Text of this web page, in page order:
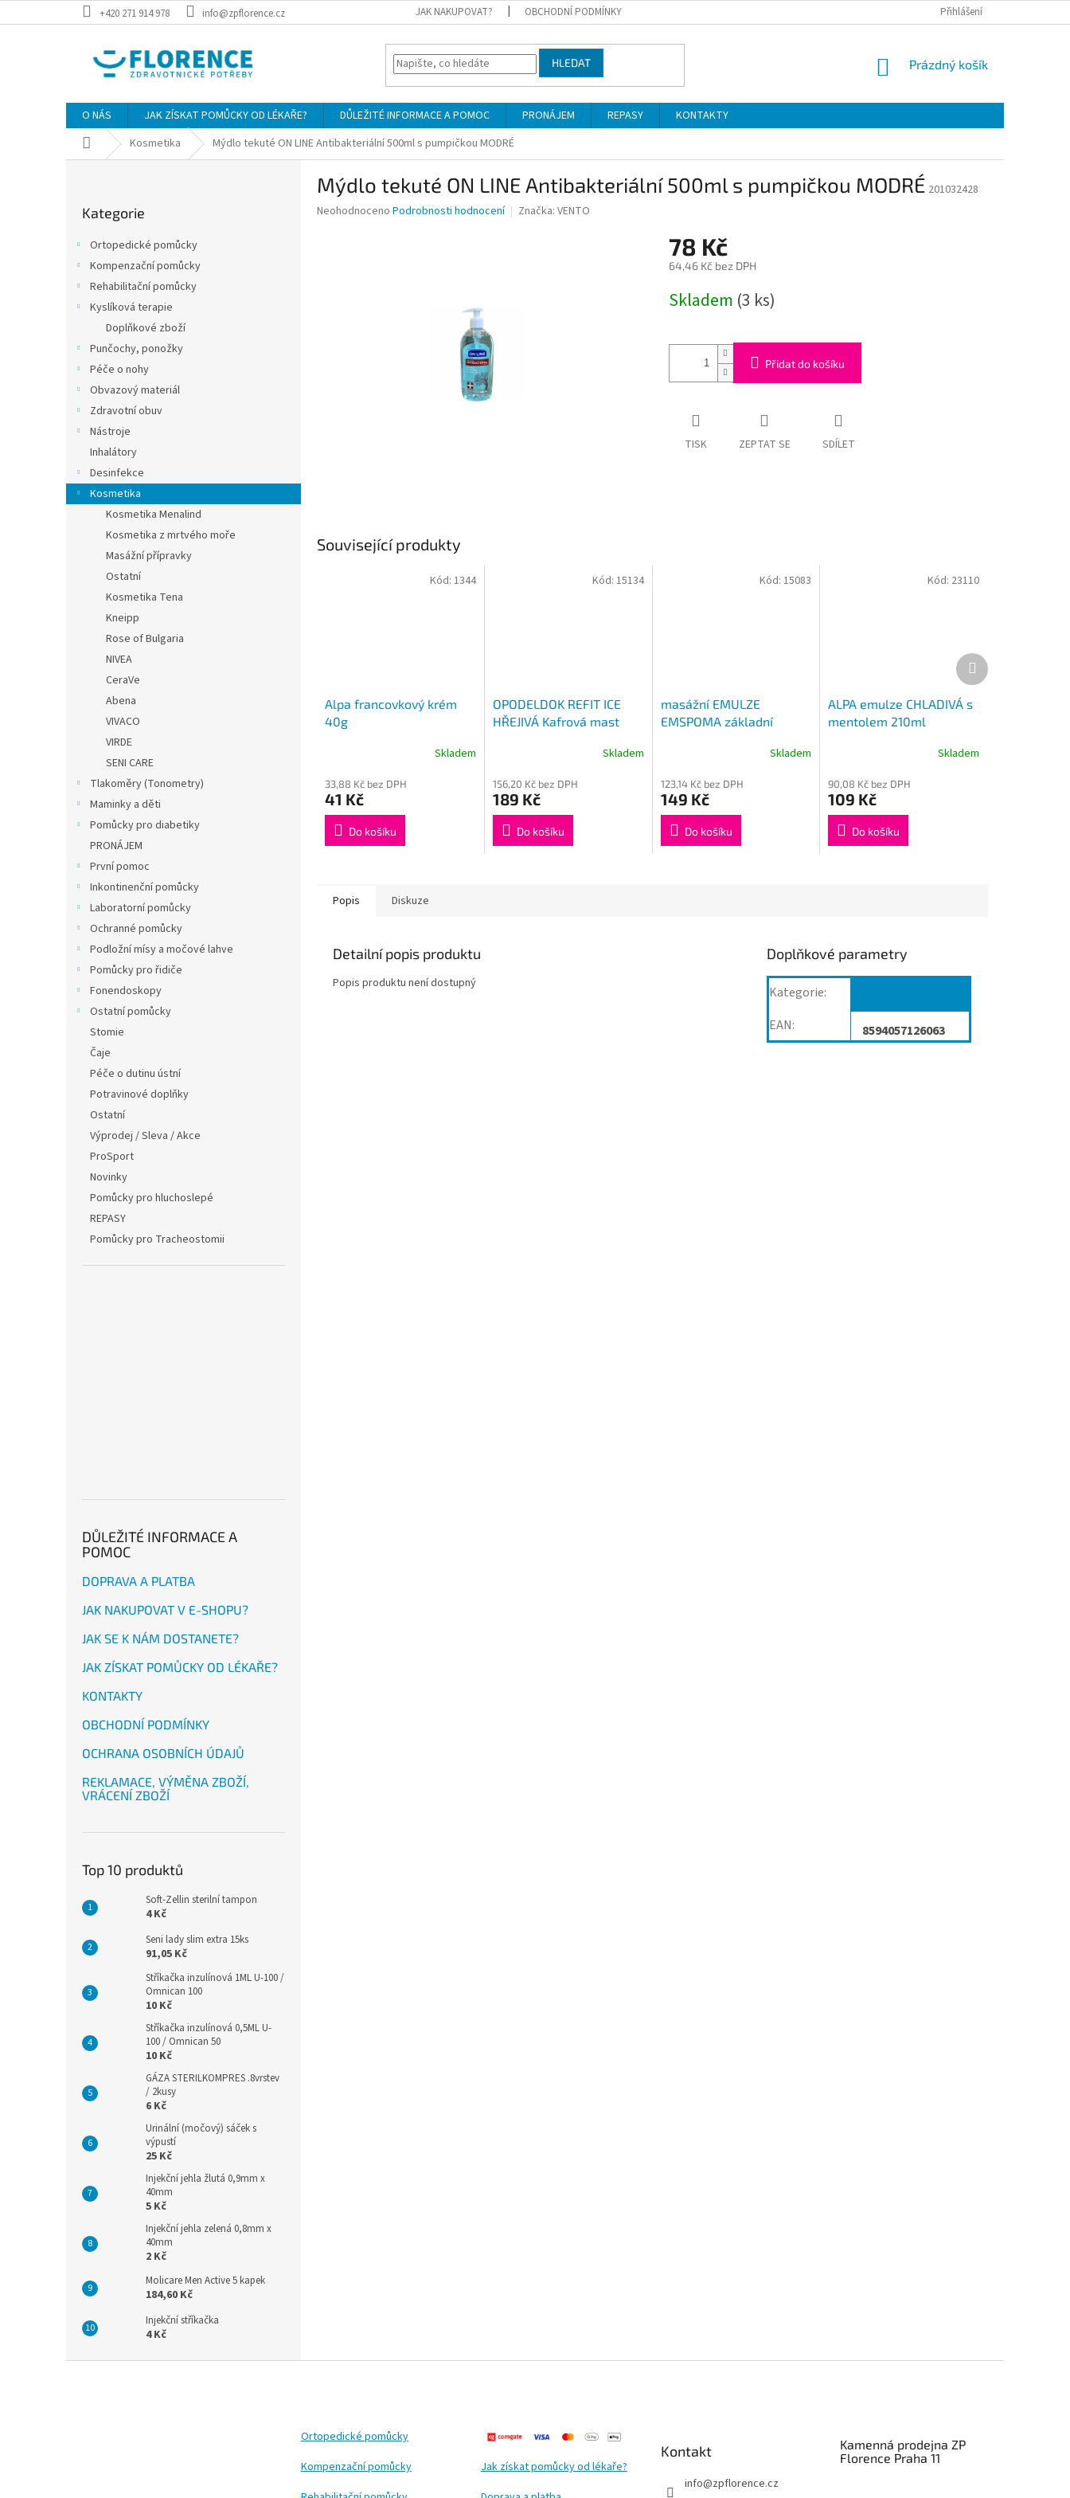
na
+420 271 914 978 info@zpflorence.cz JAK NAKUPOVAT? OBCHODNÍ PODMÍNKY Přihlášení
HLEDAT
NÁKUPNÍ
Prázdný košík
O NÁS JAK ZÍSKAT POMŮCKY OD LÉKAŘE? DŮLEŽITÉ INFORMACE A POMOC PRONÁJEM REPASY
KONTAKTY
Domů Kosmetika Mýdlo tekuté ON LINE Antibakteriální 500ml s pumpičkou MODRÉ
kategorie
Kategorie
Ortopedické pomůcky
Kompenzační pomůcky
Rehabilitační pomůcky
Kyslíková terapie
Doplňkové zboží
Punčochy, ponožky
Péče o nohy
Obvazový materiál
Zdravotní obuv
Nástroje
Inhalátory
Desinfekce
Kosmetika
Kosmetika Menalind
Kosmetika z mrtvého moře
Masážní přípravky
Ostatní
Kosmetika Tena
Kneipp
Rose of Bulgaria
NIVEA
CeraVe
Abena
VIVACO
VIRDE
SENI CARE
Tlakoměry (Tonometry)
Maminky a děti
Pomůcky pro diabetiky
PRONÁJEM
První pomoc
Inkontinenční pomůcky
Laboratorní pomůcky
Ochranné pomůcky
Podložní mísy a močové lahve
Pomůcky pro řidiče
Fonendoskopy
Ostatní pomůcky
Stomie
Čaje
Péče o dutinu ústní
Potravinové doplňky
Ostatní
Výprodej / Sleva / Akce
ProSport
Novinky
Pomůcky pro hluchoslepé
REPASY
Pomůcky pro Tracheostomii
DŮLEŽITÉ INFORMACE A
POMOC
DOPRAVA A PLATBA
JAK NAKUPOVAT V E-SHOPU?
JAK SE K NÁM DOSTANETE?
JAK ZÍSKAT POMŮCKY OD LÉKAŘE?
KONTAKTY
OBCHODNÍ PODMÍNKY
OCHRANA OSOBNÍCH ÚDAJŮ
REKLAMACE, VÝMĚNA ZBOŽÍ,
VRÁCENÍ ZBOŽÍ
Top 10 produktů
Soft-Zellin sterilní tampon
4 Kč
Seni lady slim extra 15ks
91,05 Kč
Stříkačka inzulínová 1ML U-100 /
Omnican 100
10 Kč
Stříkačka inzulínová 0,5ML U-
100 / Omnican 50
10 Kč
GÁZA STERILKOMPRES .8vrstev
/ 2kusy
6 Kč
Urinální (močový) sáček s
výpustí
25 Kč
Injekční jehla žlutá 0,9mm x
40mm
5 Kč
Injekční jehla zelená 0,8mm x
40mm
2 Kč
Molicare Men Active 5 kapek
184,60 Kč
Injekční stříkačka
4 Kč
Mýdlo tekuté ON LINE Antibakteriální 500ml s pumpičkou MODRÉ 201032428
Průměrné
Neohodnoceno Podrobnosti hodnocení Značka: VENTO
78 Kč
64,46 Kč bez DPH
cena:
Skladem (3 ks)
Přidat do košíku
TISK ZEPTAT SE SDÍLET
Související produkty
Alpa francovkový krém
40g
Skladem
33,88 Kč bez DPH
41 Kč
Do košíku
Kód: 1344
OPODELDOK REFIT ICE
HŘEJIVÁ Kafrová mast
Skladem
156,20 Kč bez DPH
189 Kč
Do košíku
Kód: 15134
masážní EMULZE
EMSPOMA základní
Skladem
123,14 Kč bez DPH
149 Kč
Do košíku
Kód:15083
ALPA emulze CHLADIVÁ s
mentolem 210ml
Skladem
90,08 Kč bez DPH
109 Kč
Do košíku
Kód: 23110
Další
produkt
Popis Diskuze
Detailní popis produktu
Popis produktu není dostupný
Doplňkové parametry
Kategorie:
EAN: 8594057126063
Ortopedické pomůcky
Kompenzační pomůcky
Jak získat pomůcky od lékaře?
Kontakt
info@zpflorence.cz
Kamenná prodejna ZP
Florence Praha 11